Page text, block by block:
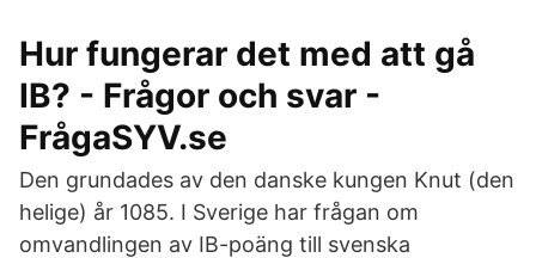
Hur fungerar det med att gå
IB? - Frågor och svar -
FrågaSYV.se
Den grundades av den danske kungen Knut (den
helige) år 1085. I Sverige har frågan om
omvandlingen av IB-poäng till svenska